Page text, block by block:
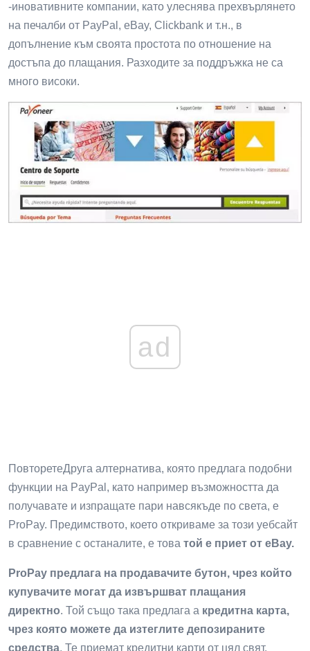
-иновативните компании, като улеснява прехвърлянето
на печалби от PayPal, eBay, Clickbank и т.н., в
допълнение към своята простота по отношение на
достъпа до плащания. Разходите за поддръжка не са
много високи.
ad
ПовторетеДруга алтернатива, която предлага подобни
функции на PayPal, като например възможността да
получавате и изпращате пари навсякъде по света, е
ProPay. Предимството, което откриваме за този уебсайт
в сравнение с останалите, е това той е приет от eBay.
ProPay предлага на продавачите бутон, чрез който
купувачите могат да извършват плащания
директно. Той също така предлага a кредитна карта,
чрез която можете да изтеглите депозираните
средства. Те приемат кредитни карти от цял ​​свят.